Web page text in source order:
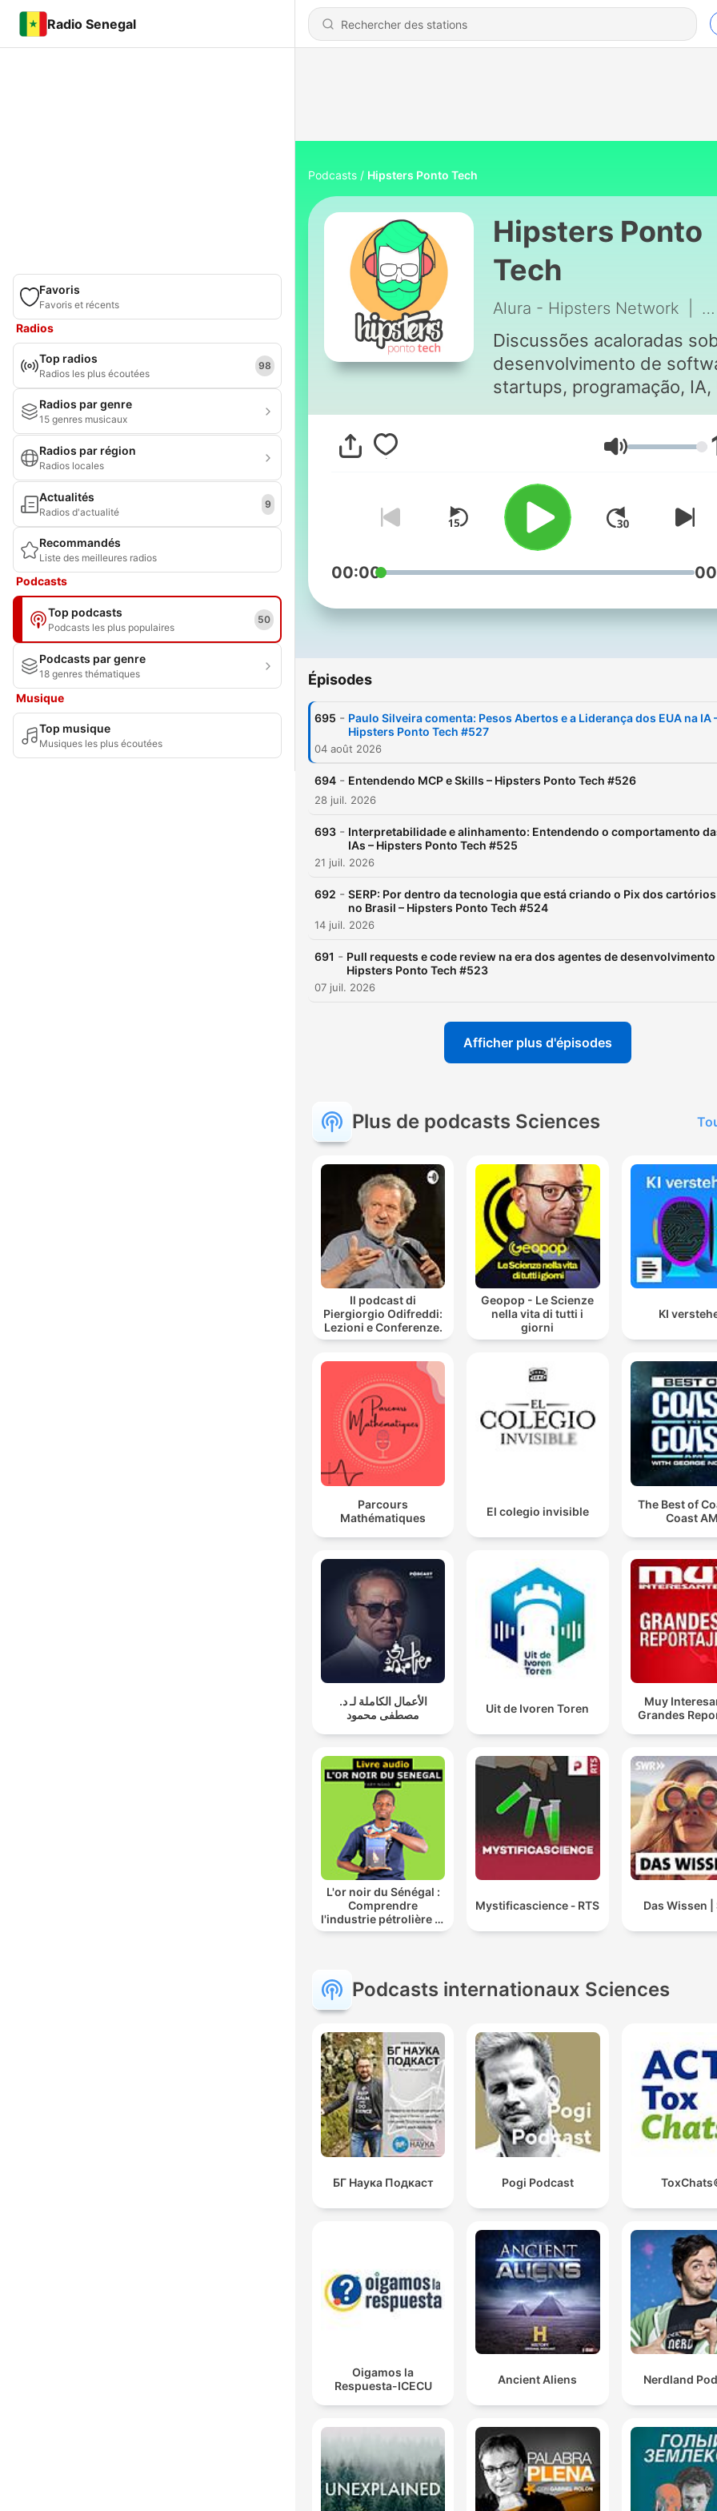
Radio Senegal
Favoris
Favoris et récents
Radios
Top radios
Radios les plus écoutées
98
Radios par genre
15 genres musicaux
Radios par région
Radios locales
Actualités
Radios d'actualité
9
Recommandés
Liste des meilleures radios
Podcasts
Top podcasts
Podcasts les plus populaires
50
Podcasts par genre
18 genres thématiques
Musique
Top musique
Musiques les plus écoutées
Podcasts Hipsters Ponto Tech
Hipsters Ponto
Tech
Alura - Hipsters Network
Discussões acaloradas
desenvolvimento de
startups, programação, IA,
gadgets e as últimas
tendências em tecnologia.
Volume
00:00
Épisodes
695 - Paulo Silveira comenta: Pesos Abertos e a Liderança dos EUA na IA
Hipsters Ponto Tech #527
04 août 2026
694 - Entendendo MCP e Skills – Hipsters Ponto Tech #526
28 juil. 2026
693 - Interpretabilidade e alinhamento: Entendendo o comportamento
IAs – Hipsters Ponto Tech #525
21 juil. 2026
692 - SERP: Por dentro da tecnologia que está criando o Pix dos cartórios
no Brasil – Hipsters Ponto Tech #524
14 juil. 2026
691 - Pull requests e code review na era dos agentes de desenvolvimento
Hipsters Ponto Tech #523
07 juil. 2026
Afficher plus d'épisodes
Plus de podcasts Sciences
Il podcast di
Piergiorgio Odifreddi:
Lezioni e Conferenze.
Geopop - Le Scienze
nella vita di tutti i
giorni
KI
Parcours
Mathématiques
El colegio invisible
The Best of
Coast AM
الأعمال الكاملة لـ د.
مصطفى محمود
Uit de Ivoren Toren
Muy
Grandes
L'or noir du Sénégal :
Comprendre
l'industrie pétrolière et
ses enjeux au Sénégal
Mystificascience ‐ RTS Das Wissen |
Podcasts internationaux Sciences
БГ Наука Подкаст Pogi Podcast
Oigamos la
Respuesta-ICECU
Ancient Aliens Nerdland